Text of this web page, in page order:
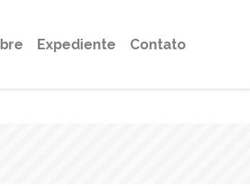
Expediente Contato